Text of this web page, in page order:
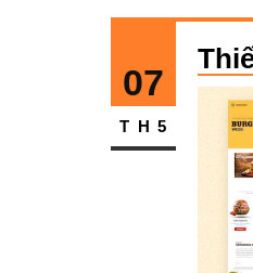
07
TH5